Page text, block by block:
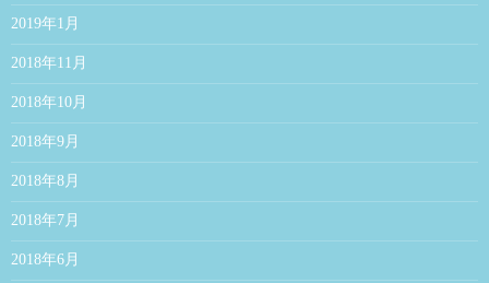
2019年1月
2018年11月
2018年10月
2018年9月
2018年8月
2018年7月
2018年6月